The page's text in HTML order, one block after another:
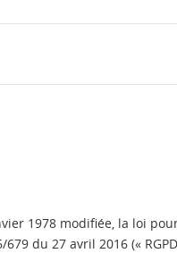
1978 modifiée, la loi
du 27 avril 2016 («